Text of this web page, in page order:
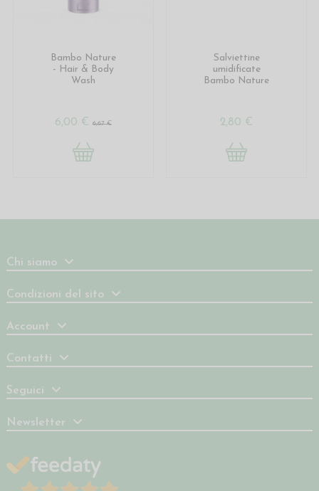
Bambo Nature
- Hair & Body
Wash
6,00 € 6,67 €
Salviettine
umidificate
Bambo Nature
2,80 €
Chi siamo
Condizioni del sito
Account
Contatti
Seguici
Newsletter